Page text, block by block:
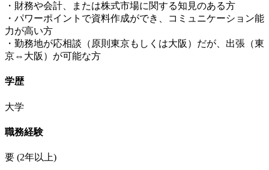
・財務や会計、または株式市場に関する知見のある方
・パワーポイントで資料作成ができ、コミュニケーション能
力が高い方
・勤務地が応相談（原則東京もしくは大阪）だが、出張（東
京⇔大阪）が可能な方
学歴
大学
職務経験
要 (2年以上)